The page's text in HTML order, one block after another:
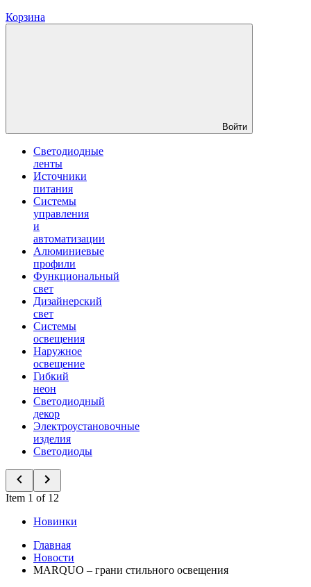
Корзина
Войти
Светодиодные
ленты
Источники
питания
Системы
управления
и
автоматизации
Алюминиевые
профили
Функциональный
свет
Дизайнерский
свет
Системы
освещения
Наружное
освещение
Гибкий
неон
Светодиодный
декор
Электроустановочные
изделия
Светодиоды
Item 1 of 12
Новинки
Главная
Новости
MARQUO – грани стильного освещения